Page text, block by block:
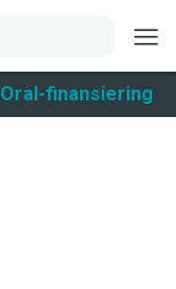
Oral-finansiering